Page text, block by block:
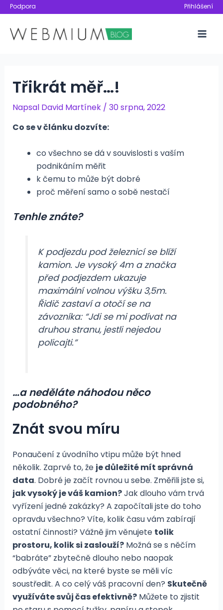
Přeskočit
obsah
Podpora Přihlášení
Třikrát měř…!
Napsal David Martínek / 30 srpna, 2022
Co se v článku dozvíte:
co všechno se dá v souvislosti s vaším
podnikáním měřit
k čemu to může být dobré
proč měření samo o sobě nestačí
Tenhle znáte?
K podjezdu pod železnicí se blíží
kamion. Je vysoký 4m a značka
před podjezdem ukazuje
maximální volnou výšku 3,5m.
Řidič zastaví a otočí se na
závozníka: “Jdi se mi podívat na
druhou stranu, jestli nejedou
policajti.”
…a neděláte náhodou něco
podobného?
Znát svou míru
Ponaučení z úvodního vtipu může být hned
několik. Zaprvé to, že je důležité mít správná
data. Dobré je začít rovnou u sebe. Změřili jste si,
jak vysoký je váš kamion?Jak dlouho vám trvá
vyřízení jedné zakázky? A započítali jste do toho
opravdu všechno? Víte, kolik času vám zabírají
ostatní činnosti? Vážně jim věnujete tolik
prostoru, kolik si zaslouží?Možná se s něčím
“babráte” zbytečně dlouho nebo naopak
odbýváte věci, na které byste se měli víc
soustředit. A co celý váš pracovní den? Skutečně
využíváte svůj čas efektivně?Můžete to zjistit